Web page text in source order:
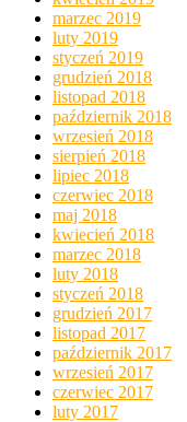
marzec 2019
luty 2019
styczeń 2019
grudzień 2018
listopad 2018
październik 2018
wrzesień 2018
sierpień 2018
lipiec 2018
czerwiec 2018
maj 2018
kwiecień 2018
marzec 2018
luty 2018
styczeń 2018
grudzień 2017
listopad 2017
październik 2017
wrzesień 2017
czerwiec 2017
luty 2017